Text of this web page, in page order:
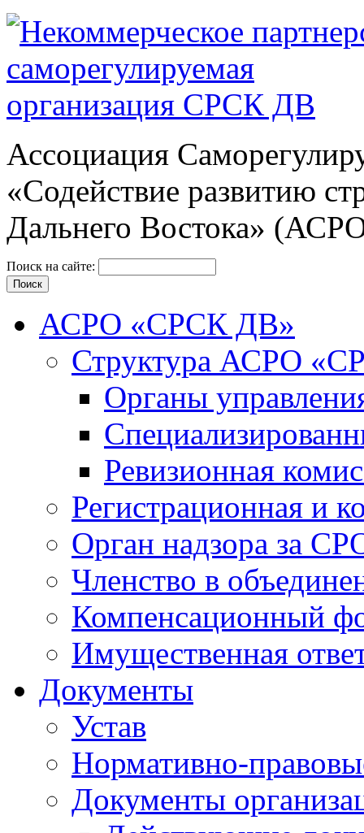
Ассоциация
«Содействие развитию
Дальнего Востока»
Поиск на сайте:
АСРО «СРСК ДВ»
Структура АСРО
Органы
Ревизионная
Регистрационная и
Орган надзора за
Членство в
Компенсационный
Имущественная
Документы
Устав
Нормативно-
Документы